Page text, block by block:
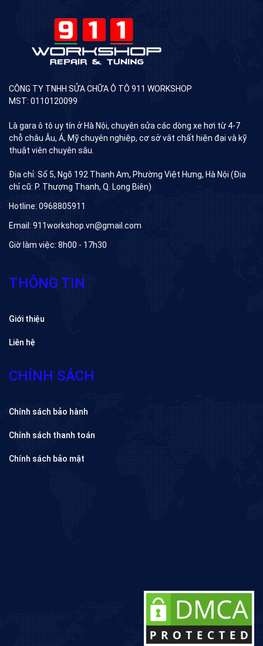
CÔNG TY TNHH SỬA CHỮA Ô TÔ 911 WORKSHOP
MST: 0110120099
Là gara ô tô uy tín ở Hà Nội, chuyên sửa các dòng xe hơi từ 4-7
chỗ châu Âu, Á, Mỹ chuyên nghiệp, cơ sở vât chất hiện đại và kỹ
thuật viên chuyên sâu.
Địa chỉ: Số 5, Ngõ 192 Thanh Am, Phường Việt Hưng, Hà Nội (Địa
chỉ cũ: P. Thượng Thanh, Q. Long Biên)
Hotline: 0968805911
Email: 911workshop.vn@gmail.com
Giờ làm việc: 8h00 - 17h30
THÔNG TIN
Giới thiệu
Liên hệ
CHÍNH SÁCH
Chính sách bảo hành
Chính sách thanh toán
Chính sách bảo mật